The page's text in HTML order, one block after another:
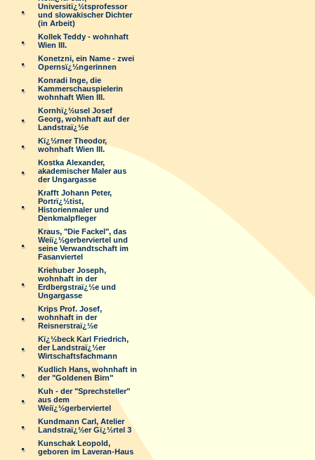
Universitï¿½tsprofessor
und slowakischer Dichter
(in Arbeit)
Kollek Teddy - wohnhaft
Wien III.
Konetzni, ein Name - zwei
Opernsï¿½ngerinnen
Konradi Inge, die
Kammerschauspielerin
wohnhaft Wien III.
Kornhï¿½usel Josef
Georg, wohnhaft auf der
Landstraï¿½e
Kï¿½rner Theodor,
wohnhaft Wien III.
Kostka Alexander,
akademischer Maler aus
der Ungargasse
Krafft Johann Peter,
Portrï¿½tist,
Historienmaler und
Denkmalpfleger
Kraus, "Die Fackel", das
Weiï¿½gerberviertel und
seine Verwandtschaft im
Fasanviertel
Kriehuber Joseph,
wohnhaft in der
Erdbergstraï¿½e und
Ungargasse
Krips Prof. Josef,
wohnhaft in der
Reisnerstraï¿½e
Kï¿½beck Karl Friedrich,
der Landstraï¿½er
Wirtschaftsfachmann
Kudlich Hans, wohnhaft in
der "Goldenen Birn"
Kuh - der "Sprechsteller"
aus dem
Weiï¿½gerberviertel
Kundmann Carl, Atelier
Landstraï¿½er Gï¿½rtel 3
Kunschak Leopold,
geboren im Laveran-Haus